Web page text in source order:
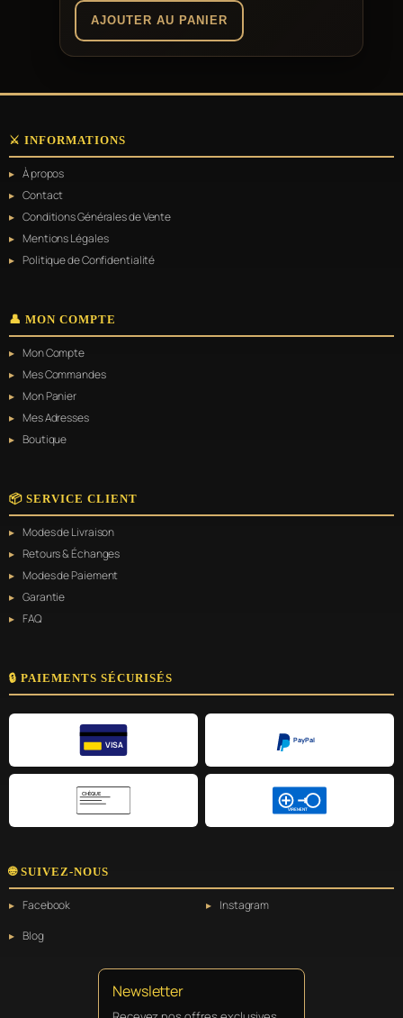
AJOUTER AU PANIER
⚔️ INFORMATIONS
À propos
Contact
Conditions Générales de Vente
Mentions Légales
Politique de Confidentialité
👤 MON COMPTE
Mon Compte
Mes Commandes
Mon Panier
Mes Adresses
Boutique
📦 SERVICE CLIENT
Modes de Livraison
Retours & Échanges
Modes de Paiement
Garantie
FAQ
🔒 PAIEMENTS SÉCURISÉS
VISA
PayPal
CHÈQUE
VIREMENT
🌐 SUIVEZ-NOUS
Facebook
Instagram
Blog
Newsletter